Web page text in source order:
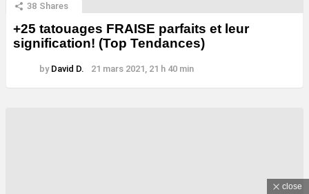
38 Shares
+25 tatouages ​​FRAISE parfaits et leur
signification! (Top Tendances)
by David D. 21 mars 2021, 21 h 40 min
close